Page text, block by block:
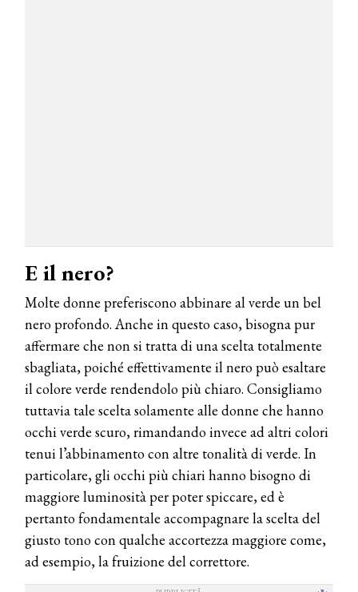
E il nero?
Molte donne preferiscono abbinare al verde un bel
nero profondo. Anche in questo caso, bisogna pur
affermare che non si tratta di una scelta totalmente
sbagliata, poiché effettivamente il nero può esaltare
il colore verde rendendolo più chiaro. Consigliamo
tuttavia tale scelta solamente alle donne che hanno
occhi verde scuro, rimandando invece ad altri colori
tenui l’abbinamento con altre tonalità di verde. In
particolare, gli occhi più chiari hanno bisogno di
maggiore luminosità per poter spiccare, ed è
pertanto fondamentale accompagnare la scelta del
giusto tono con qualche accortezza maggiore come,
ad esempio, la fruizione del correttore.